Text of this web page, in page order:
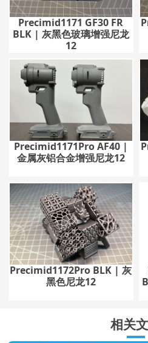
Precimid1171 GF30 FR
BLK | 灰黑色玻璃增强尼龙
12
Precimid1171Pro AF40 |
金属灰铝合金增强尼龙12
Precimid1172Pro BLK | 灰
黑色尼龙12
相关